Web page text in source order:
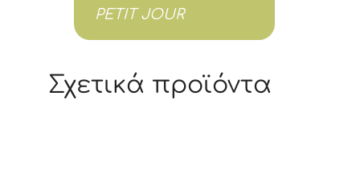
PETIT JOUR
Σχετικά προϊόντα